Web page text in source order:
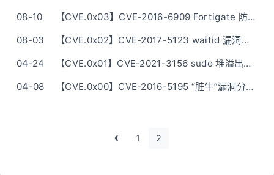
08-10
【CVE.0x03】CVE-2016-6909 Fortigate 防火墙 Cookie 解析漏洞分析及利用
08-03
【CVE.0x02】CVE-2017-5123 waitid 漏洞分析及利用
04-24
【CVE.0x01】CVE-2021-3156 sudo 堆溢出漏洞分析及利用
04-08
【CVE.0x00】CVE-2016-5195 “脏牛”漏洞分析及利用
1 2